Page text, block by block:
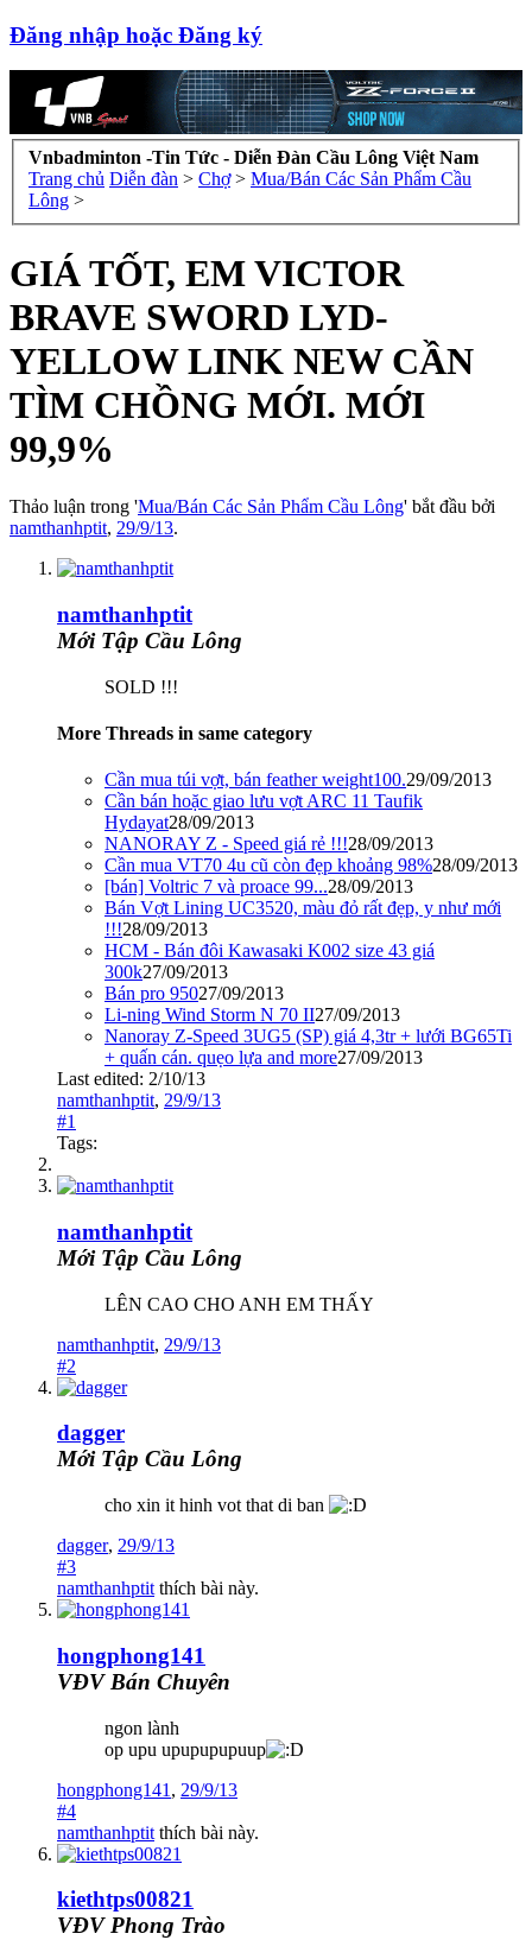
Đăng nhập hoặc Đăng ký
Vnbadminton -Tin Tức - Diễn Đàn Cầu Lông Việt Nam
Trang chủ Diễn đàn > Chợ > Mua/Bán Các Sản Phẩm Cầu
Lông >
GIÁ TỐT, EM VICTOR
BRAVE SWORD LYD-
YELLOW LINK NEW CẦN
TÌM CHỒNG MỚI. MỚI
99,9%
Thảo luận trong 'Mua/Bán Các Sản Phẩm Cầu Lông' bắt đầu bởi
namthanhptit, 29/9/13.
namthanhptit
Mới Tập Cầu Lông
SOLD !!!
More Threads in same category
Cần mua túi vợt, bán feather weight100.29/09/2013
Cần bán hoặc giao lưu vợt ARC 11 Taufik
Hydayat28/09/2013
NANORAY Z - Speed giá rẻ !!!28/09/2013
Cần mua VT70 4u cũ còn đẹp khoảng 98%28/09/2013
[bán] Voltric 7 và proace 99...28/09/2013
Bán Vợt Lining UC3520, màu đỏ rất đẹp, y như mới
!!!28/09/2013
HCM - Bán đôi Kawasaki K002 size 43 giá
300k27/09/2013
Bán pro 95027/09/2013
Li-ning Wind Storm N 70 II27/09/2013
Nanoray Z-Speed 3UG5 (SP) giá 4,3tr + lưới BG65Ti
+ quấn cán. quẹo lựa and more27/09/2013
Last edited: 2/10/13
namthanhptit, 29/9/13
#1
Tags:
namthanhptit
Mới Tập Cầu Lông
LÊN CAO CHO ANH EM THẤY
namthanhptit, 29/9/13
#2
dagger
Mới Tập Cầu Lông
cho xin it hinh vot that di ban
dagger, 29/9/13
#3
namthanhptit thích bài này.
hongphong141
VĐV Bán Chuyên
ngon lành
op upu upupupupuup
hongphong141 , 29/9/13
#4
namthanhptit thích bài này.
kiethtps00821
VĐV Phong Trào